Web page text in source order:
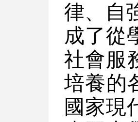
律、自
成了從
社會服
培養的
國家現